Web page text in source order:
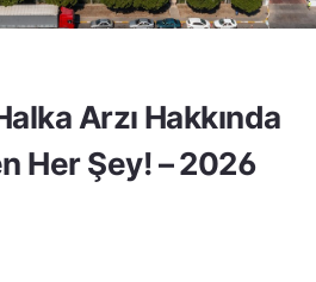
Arzı Hakkında
Her Şey! – 2026